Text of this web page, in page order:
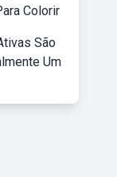
Colorir
São
Um